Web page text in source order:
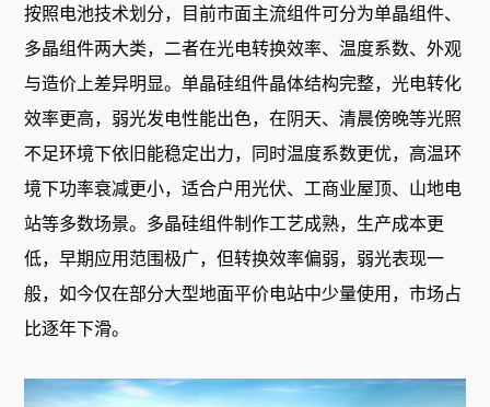
按照电池技术划分，目前市面主流组件可分为单晶组件、
多晶组件两大类，二者在光电转换效率、温度系数、外观
与造价上差异明显。单晶硅组件晶体结构完整，光电转化
效率更高，弱光发电性能出色，在阴天、清晨傍晚等光照
不足环境下依旧能稳定出力，同时温度系数更优，高温环
境下功率衰减更小，适合户用光伏、工商业屋顶、山地电
站等多数场景。多晶硅组件制作工艺成熟，生产成本更
低，早期应用范围极广，但转换效率偏弱，弱光表现一
般，如今仅在部分大型地面平价电站中少量使用，市场占
比逐年下滑。